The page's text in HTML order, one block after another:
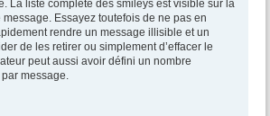
La liste complète des smileys est visible sur la
Essayez toutefois de ne pas en
rendre un message illisible et un
de les retirer ou simplement d’effacer le
peut aussi avoir défini un nombre
message.